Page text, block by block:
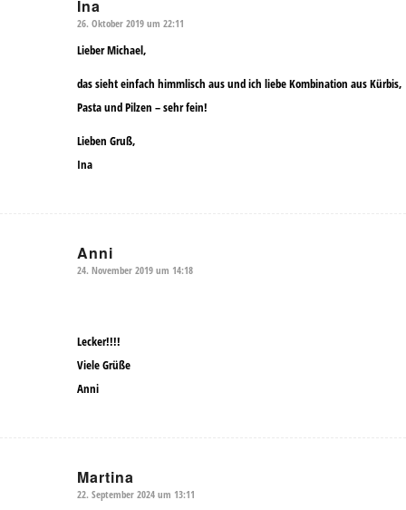
Ina
sagte:
26. Oktober 2019 um 22:11
Lieber Michael,
das sieht einfach himmlisch aus und ich liebe Kombination aus Kürbis,
Pasta und Pilzen – sehr fein!
Lieben Gruß,
Ina
Anni
sagte:
24. November 2019 um 14:18
Lecker!!!!
Viele Grüße
Anni
Martina
sagte:
22. September 2024 um 13:11